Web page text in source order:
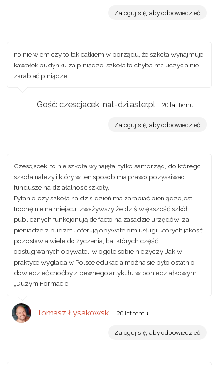
Zaloguj się, aby odpowiedzieć
no nie wiem czy to tak całkiem w porządu, że szkoła wynajmuje
kawałek budynku za piniądze, szkoła to chyba ma uczyć a nie
zarabiać piniądze..
Gość: czescjacek, nat-dzi.aster.pl 20 lat temu
Zaloguj się, aby odpowiedzieć
Czescjacek, to nie szkoła wynajęła, tylko samorząd, do którego
szkoła nalezy i który w ten sposób ma prawo pozyskiwac
fundusze na działalność szkoły.
Pytanie, czy szkoła na dziś dzień ma zarabiać pieniądze jest
trochę nie na miejscu, zważywszy że dziś większość szkół
publicznych funkcjonują de facto na zasadzie urzędów: za
pieniadze z budzetu oferują obywatelom usługi, których jakość
pozostawia wiele do życzenia, ba, których część
obsługiwanych obywateli w ogóle sobie nie życzy. Jak w
praktyce wyglada w Polsce edukacja można sie było ostatnio
dowiedzieć choćby z pewnego artykułu w poniedziałkowym
„Duzym Formacie…
Tomasz Łysakowski 20 lat temu
Zaloguj się, aby odpowiedzieć